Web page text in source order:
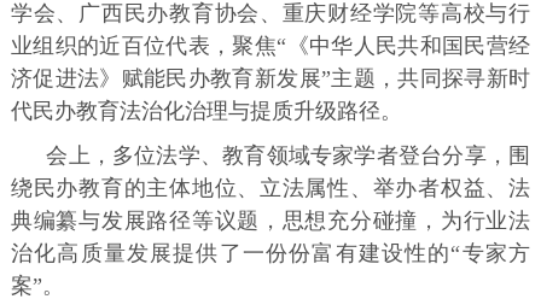
学会、广西民办教育协会、重庆财经学院等高校与行
业组织的近百位代表，聚焦“《中华人民共和国民营经
济促进法》赋能民办教育新发展”主题，共同探寻新时
代民办教育法治化治理与提质升级路径。
会上，多位法学、教育领域专家学者登台分享，围
绕民办教育的主体地位、立法属性、举办者权益、法
典编纂与发展路径等议题，思想充分碰撞，为行业法
治化高质量发展提供了一份份富有建设性的“专家方
案”。